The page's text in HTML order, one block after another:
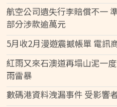
航空公司遺失行李賠償不一
部分涉款逾萬元
5月收2月漫遊震撼帳單 電訊
紅雨又來石澳道再塌山泥一
雨雷暴
數碼港資料洩漏事件 受影響